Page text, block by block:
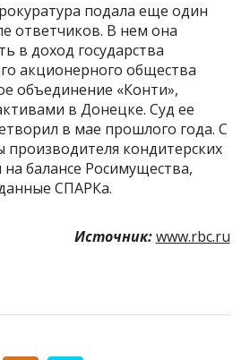
подала еще один
ответчиков. В нем она
в доход государства
акционерного общества
объединение «Конти»,
в Донецке. Суд ее
в мае прошлого года. С
производителя кондитерских
на балансе Росимущества,
СПАРКа.
Источник: www.rbc.ru